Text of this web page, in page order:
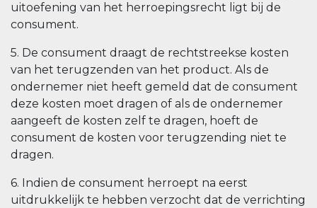
uitoefening van het herroepingsrecht ligt bij de
consument.
5. De consument draagt de rechtstreekse kosten
van het terugzenden van het product. Als de
ondernemer niet heeft gemeld dat de consument
deze kosten moet dragen of als de ondernemer
aangeeft de kosten zelf te dragen, hoeft de
consument de kosten voor terugzending niet te
dragen.
6. Indien de consument herroept na eerst
uitdrukkelijk te hebben verzocht dat de verrichting